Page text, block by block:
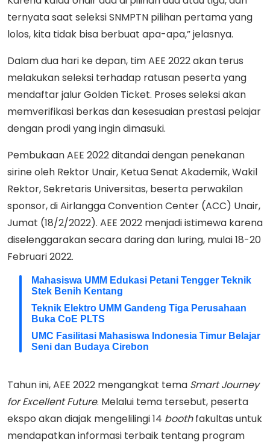
ternyata saat seleksi SNMPTN pilihan pertama yang
lolos, kita tidak bisa berbuat apa-apa,” jelasnya.
Dalam dua hari ke depan, tim AEE 2022 akan terus
melakukan seleksi terhadap ratusan peserta yang
mendaftar jalur Golden Ticket. Proses seleksi akan
memverifikasi berkas dan kesesuaian prestasi pelajar
dengan prodi yang ingin dimasuki.
Pembukaan AEE 2022 ditandai dengan penekanan
sirine oleh Rektor Unair, Ketua Senat Akademik, Wakil
Rektor, Sekretaris Universitas, beserta perwakilan
sponsor, di Airlangga Convention Center (ACC) Unair,
Jumat (18/2/2022). AEE 2022 menjadi istimewa karena
diselenggarakan secara daring dan luring, mulai 18-20
Februari 2022.
Mahasiswa UMM Edukasi Petani Tengger Teknik
Stek Benih Kentang
Teknik Elektro UMM Gandeng Tiga Perusahaan
Buka CoE PLTS
UMC Fasilitasi Mahasiswa Indonesia Timur Belajar
Seni dan Budaya Cirebon
Tahun ini, AEE 2022 mengangkat tema Smart Journey
for Excellent Future. Melalui tema tersebut, peserta
ekspo akan diajak mengelilingi 14 boothfakultas untuk
mendapatkan informasi terbaik tentang program